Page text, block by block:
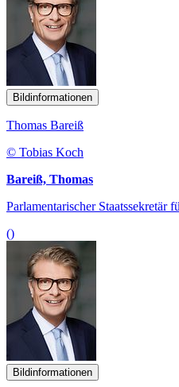
Bildinformationen
Thomas Bareiß
© Tobias Koch
Bareiß, Thomas
Parlamentarischer Staatssekretär
()
Bildinformationen